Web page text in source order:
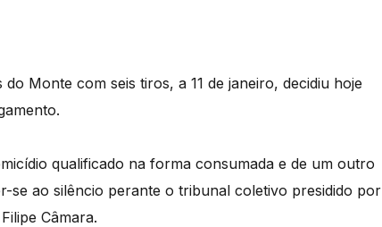
Monte com seis tiros, a 11 de janeiro, decidiu hoje
qualificado na forma consumada e de um outro
se ao silêncio perante o tribunal coletivo presidido por
Câmara.